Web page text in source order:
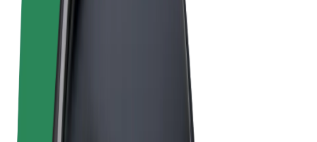
Obchodní podmínky
Soukromí
Cookies
© 2026 Bolt Technology OÜ